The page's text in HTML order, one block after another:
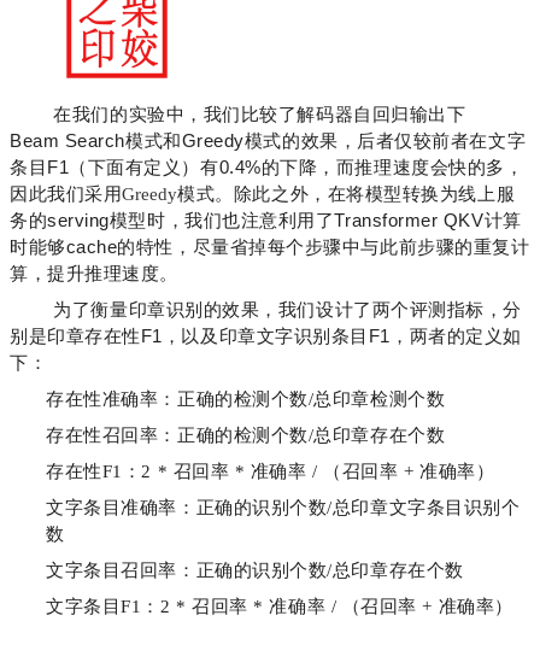
在我们的实验中，我们比较了解码器自回归输出下
Beam Search模式和Greedy模式的效果，后者仅较前者在文字
条目F1（下面有定义）有0.4%的下降，而推理速度会快的多，
因此我们采用Greedy模式。除此之外，在将模型转换为线上服
务的serving模型时，我们也注意利用了Transformer QKV计算
时能够cache的特性，尽量省掉每个步骤中与此前步骤的重复计
算，提升推理速度。
为了衡量印章识别的效果，我们设计了两个评测指标，分
别是印章存在性F1，以及印章文字识别条目F1，两者的定义如
下：
存在性准确率：正确的检测个数/总印章检测个数
存在性召回率：正确的检测个数/总印章存在个数
存在性F1：2 * 召回率 * 准确率 / （召回率 + 准确率）
文字条目准确率：正确的识别个数/总印章文字条目识别个
数
文字条目召回率：正确的识别个数/总印章存在个数
文字条目F1：2 * 召回率 * 准确率 / （召回率 + 准确率）